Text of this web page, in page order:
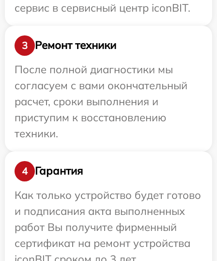
сервис в сервисный центр iconBIT.
3
Ремонт техники
После полной диагностики мы
согласуем с вами окончательный
расчет, сроки выполнения и
приступим к восстановлению
техники.
4
Гарантия
Как только устройство будет готово
и подписания акта выполненных
работ Вы получите фирменный
сертификат на ремонт устройства